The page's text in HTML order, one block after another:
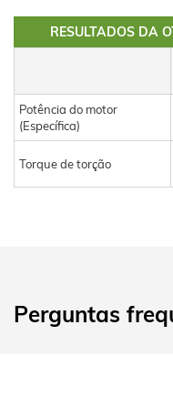
RESULTADOS DA
Potência do motor
(Específica)
Torque de torção
Perguntas